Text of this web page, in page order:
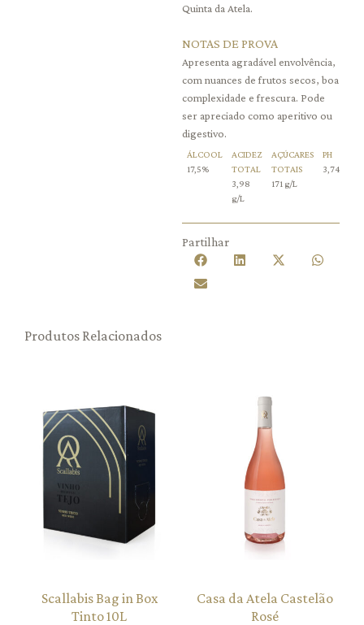
Quinta da Atela.
NOTAS DE PROVA
Apresenta agradável envolvência,
com nuances de frutos secos, boa
complexidade e frescura. Pode
ser apreciado como aperitivo ou
digestivo.
ÁLCOOL
17,5%
ACIDEZ
TOTAL
3,98
g/L
AÇÚCARES
TOTAIS
171 g/L
PH
3,74
Partilhar
Produtos Relacionados
Scallabis Bag in Box
Tinto 10L
Casa da Atela Castelão
Rosé